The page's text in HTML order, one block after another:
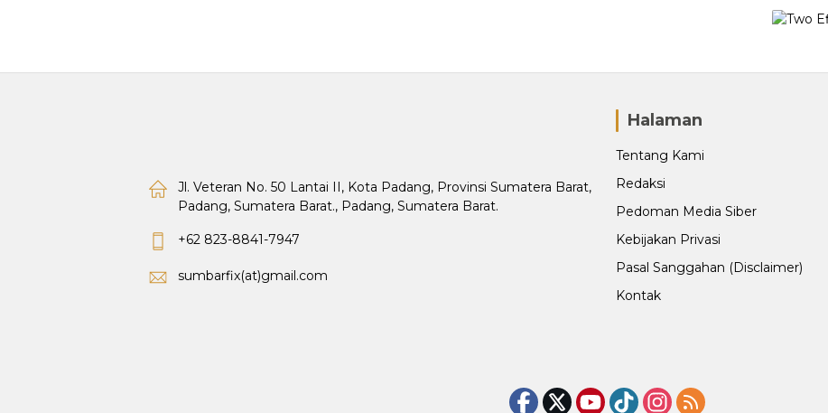
Jl. Veteran No. 50 Lantai II, Kota Padang, Provinsi Sumatera Barat,
Padang, Sumatera Barat., Padang, Sumatera Barat.
+62 823-8841-7947
sumbarfix(at)gmail.com
Halaman
Tentang Kami
Redaksi
Pedoman Media Siber
Kebijakan Privasi
Pasal Sanggahan (Disclaimer)
Kontak